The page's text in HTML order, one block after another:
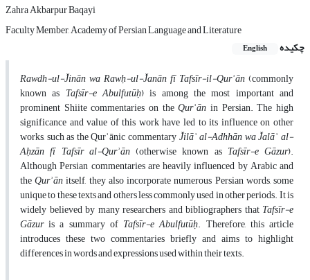
Zahra Akbarpur Baqayi
Faculty Member, Academy of Persian Language and Literature
چکیده
English
Rawdh-ul-J̌inān wa Rawḥ-ul-J̌anān fī Tafsīr-il-Qurʾān(commonly
known as Tafsīr-e Abulfutūḥ) is among the most important and
prominent Shiite commentaries on theQurʾān in Persian. The high
significance and value of this work have led to its influence on other
works, such as the Qurʾānic commentaryJ̌ilāʾ al-Adhhān wa J̌alāʾ al-
Aḥzān fī Tafsīr al-Qurʾān(otherwise known as Tafsīr-e Gāzur).
Although Persian commentaries are heavily influenced by Arabic and
theQurʾānitself, they also incorporate numerous Persian words, some
unique to these texts and others less commonly used in other periods. It is
widely believed by many researchers and bibliographers thatTafsīr-e
Gāzuris a summary of Tafsīr-e Abulfutūḥ. Therefore, this article
introduces these two commentaries briefly and aims to highlight
differences in words and expressions used within their texts.